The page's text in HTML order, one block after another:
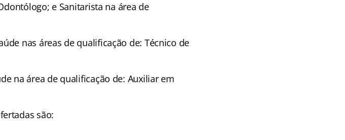
e Sanitarista na área de
nas áreas de qualificação de: Técnico de
na área de qualificação de: Auxiliar em
são: